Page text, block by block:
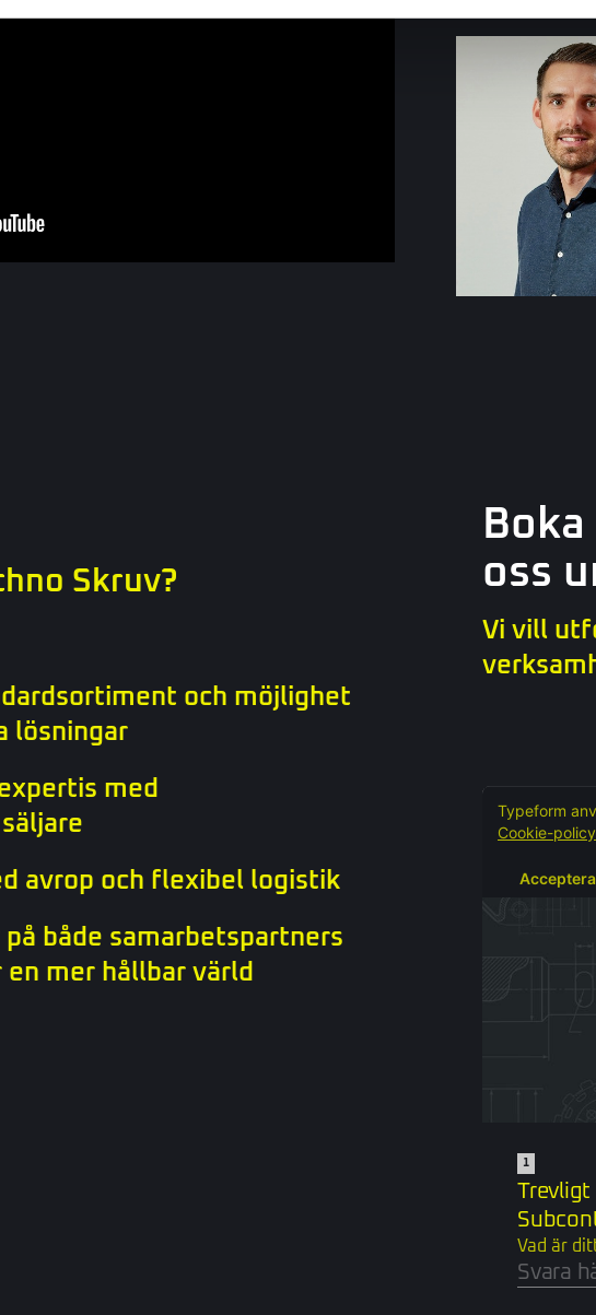
Skruv?
och möjlighet
lösningar
med
avrop och flexibel logistik
både samarbetspartners
en mer hållbar värld
oss
Vi vill